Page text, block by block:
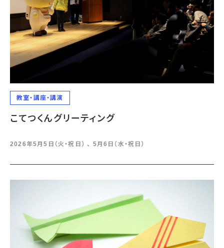
教室・講座・講演
こてつくんグリーティング
2026年5月5日（火・祝日） 、 5月6日（水・祝日）